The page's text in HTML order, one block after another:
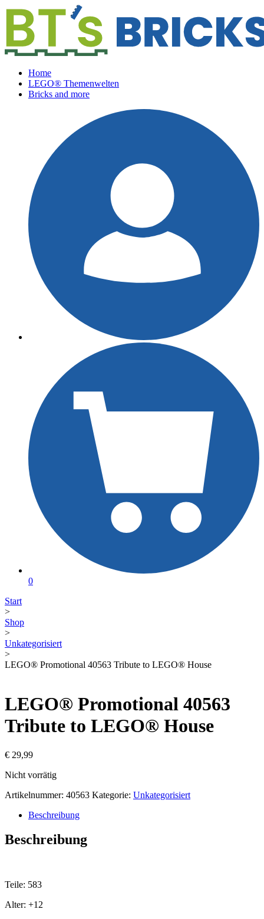
Home
LEGO® Themenwelten
Bricks and more
0
Start
>
Shop
>
Unkategorisiert
>
LEGO® Promotional 40563 Tribute to LEGO® House
LEGO® Promotional 40563
Tribute to LEGO® House
€ 29,99
Nicht vorrätig
Artikelnummer: 40563 Kategorie: Unkategorisiert
Beschreibung
Beschreibung
Teile: 583
Alter: +12